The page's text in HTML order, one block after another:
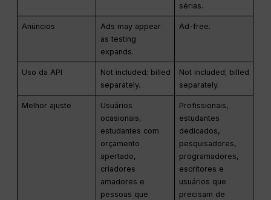
sérias.
Anúncios
Ads may appear
as testing
expands.
Ad-free.
Uso da API
Not included; billed
separately.
Not included; billed
separately.
Melhor ajuste
Usuários
ocasionais,
estudantes com
orçamento
apertado,
criadores
amadores e
pessoas que
Profissionais,
estudantes
dedicados,
pesquisadores,
programadores,
escritores e
usuários que
precisam de